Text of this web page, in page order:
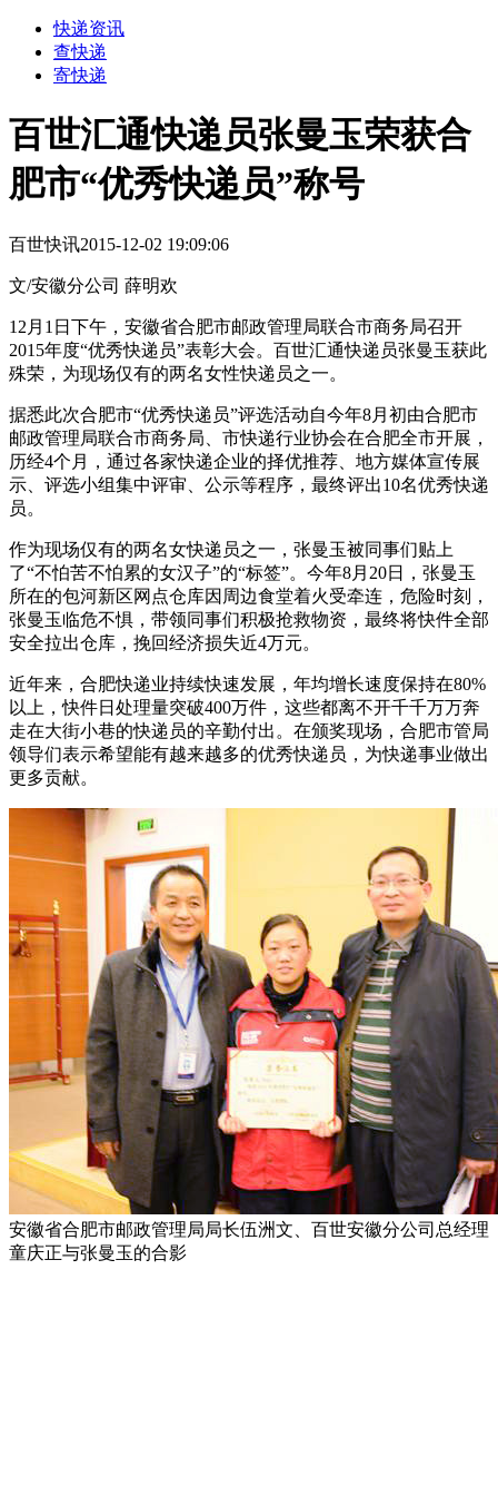
快递资讯
查快递
寄快递
百世汇通快递员张曼玉荣获合
肥市“优秀快递员”称号
百世快讯2015-12-02 19:09:06
文/安徽分公司 薛明欢
12月1日下午，安徽省合肥市邮政管理局联合市商务局召开
2015年度“优秀快递员”表彰大会。百世汇通快递员张曼玉获此
殊荣，为现场仅有的两名女性快递员之一。
据悉此次合肥市“优秀快递员”评选活动自今年8月初由合肥市
邮政管理局联合市商务局、市快递行业协会在合肥全市开展，
历经4个月，通过各家快递企业的择优推荐、地方媒体宣传展
示、评选小组集中评审、公示等程序，最终评出10名优秀快递
员。
作为现场仅有的两名女快递员之一，张曼玉被同事们贴上
了“不怕苦不怕累的女汉子”的“标签”。今年8月20日，张曼玉
所在的包河新区网点仓库因周边食堂着火受牵连，危险时刻，
张曼玉临危不惧，带领同事们积极抢救物资，最终将快件全部
安全拉出仓库，挽回经济损失近4万元。
近年来，合肥快递业持续快速发展，年均增长速度保持在80%
以上，快件日处理量突破400万件，这些都离不开千千万万奔
走在大街小巷的快递员的辛勤付出。在颁奖现场，合肥市管局
领导们表示希望能有越来越多的优秀快递员，为快递事业做出
更多贡献。
安徽省合肥市邮政管理局局长伍洲文、百世安徽分公司总经理
童庆正与张曼玉的合影